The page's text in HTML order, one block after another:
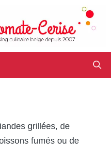
grillées, de
fumés ou de